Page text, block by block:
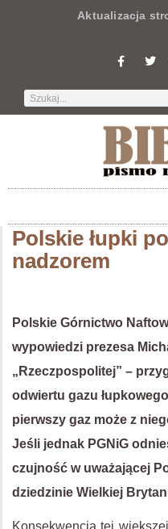
Aktualizacja strony
Polskie łupki
nadzorem
Polskie Górnictwo
wypowiedzi prezesa
„Rzeczpospolitej” –
odwiertu gazu
pierwszy gaz może z
Jeśli jednak PGNiG
czujność w uważającej
dziedzinie Wielkiej
Konsekwencją tej